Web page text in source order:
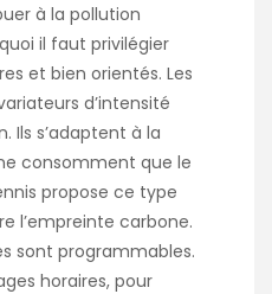
à la pollution
il faut privilégier
et bien orientés. Les
d’intensité
Ils s’adaptent à la
consomment que le
propose ce type
l’empreinte carbone.
sont programmables.
horaires, pour